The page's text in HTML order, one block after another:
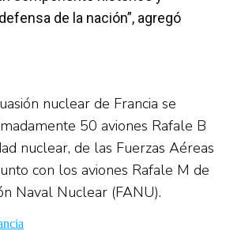
de la nación”, agregó
nuclear de Francia se
50 aviones Rafale B
nuclear, de las Fuerzas Aéreas
con los aviones Rafale M de
Naval Nuclear (FANU).